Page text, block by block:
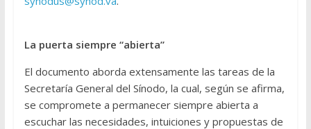
La puerta siempre “abierta”
El documento aborda extensamente las tareas de la
Secretaría General del Sínodo, la cual, según se afirma,
se compromete a permanecer siempre abierta a
escuchar las necesidades, intuiciones y propuestas de